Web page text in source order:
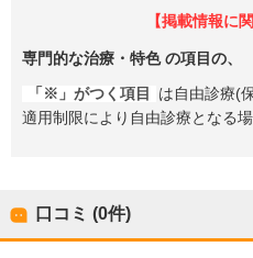
【掲載情報に
専門的な治療・特色の項目の、
「※」がつく項目
は自由診療(
適用制限により自由診療となる場
口コミ (0件)